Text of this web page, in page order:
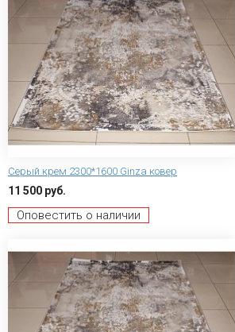
Серый крем 2300*1600 Ginza ковер
11 500 руб.
Оповестить о наличии